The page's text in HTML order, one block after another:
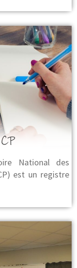
National des
est un registre